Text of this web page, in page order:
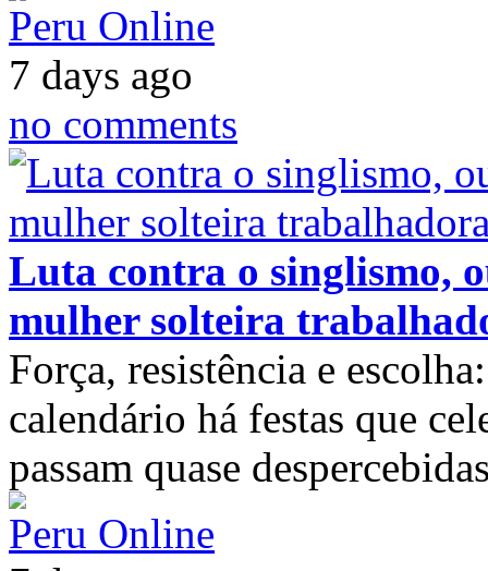
Peru Online
7 days ago
no comments
Luta contra o singlismo,
mulher solteira
Força, resistência e
calendário há festas que
passam quase
Peru Online